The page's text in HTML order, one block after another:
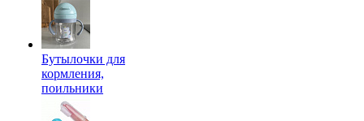
Бутылочки для
кормления,
поильники